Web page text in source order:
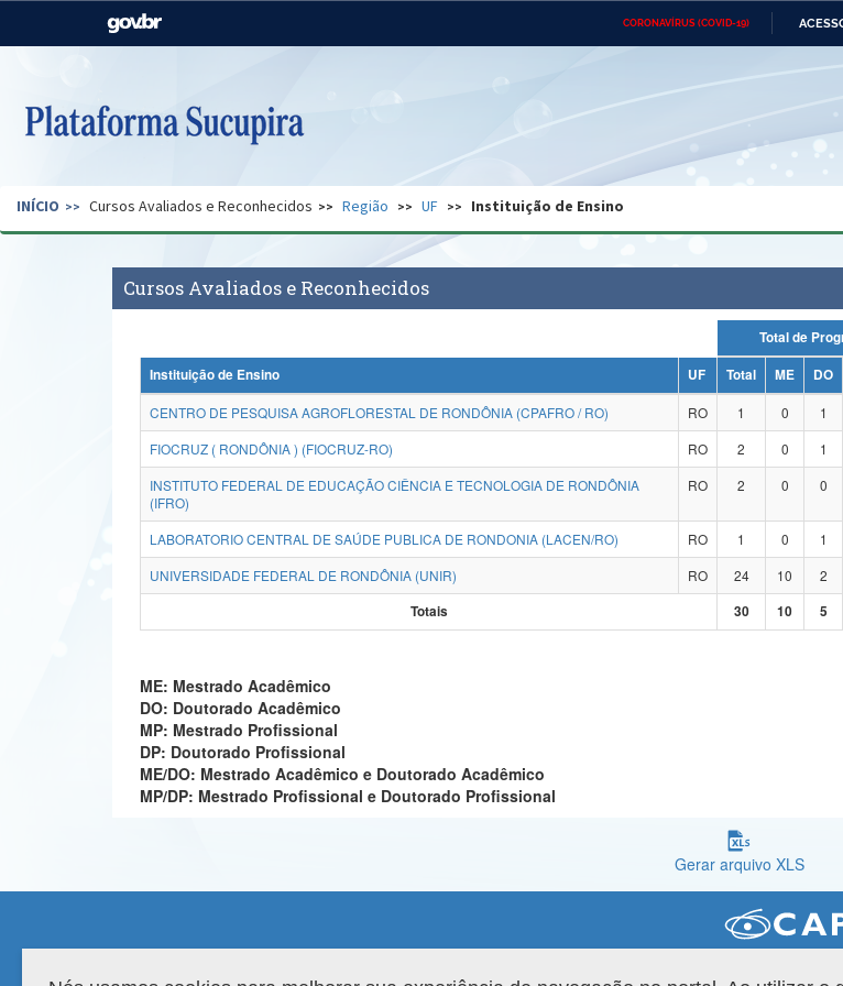
CORONAVÍRUS (COVID-19)
Casa Civil Ministério das
Pecuária e Abastecimento
Ministério do Desenvolvimento
Regional
Secretaria de Governo Gabinete de Segurança Advocacia-Geral da União Banco Central
INÍCIO Cursos Avaliados e Reconhecidos Região UF Instituição de Ensino
Cursos Avaliados e Reconhecidos
Instituição de Ensino
UF Total ME DO
CENTRO DE PESQUISA AGROFLORESTAL DE RONDÔNIA (CPAFRO / RO)
RO 1 0 1
FIOCRUZ ( RONDÔNIA ) (FIOCRUZ-RO)
RO 2 0 1
INSTITUTO FEDERAL DE EDUCAÇÃO CIÊNCIA E TECNOLOGIA DE RONDÔNIA
(IFRO)
RO 2 0 0
LABORATORIO CENTRAL DE SAÚDE PUBLICA DE RONDONIA (LACEN/RO) RO 1 0 1
UNIVERSIDADE FEDERAL DE RONDÔNIA (UNIR)
RO 24 10 2
Totais
30 10 5
ME: Mestrado Acadêmico
DO: Doutorado Acadêmico
MP: Mestrado Profissional
DP: Doutorado Profissional
ME/DO: Mestrado Acadêmico e Doutorado Acadêmico
MP/DP: Mestrado Profissional e Doutorado Profissional
Gerar arquivo XLS